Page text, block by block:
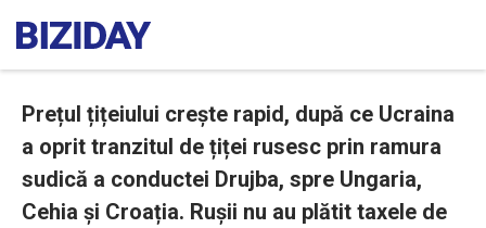
Prețul țițeiului crește rapid, după ce Ucraina
a oprit tranzitul de țiței rusesc prin ramura
sudică a conductei Drujba, spre Ungaria,
Cehia și Croația. Rușii nu au plătit taxele de